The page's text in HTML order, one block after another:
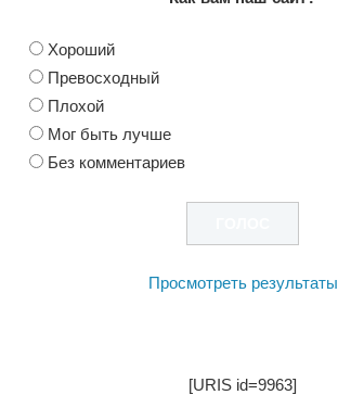
Хороший
Превосходный
Плохой
Мог быть лучше
Без комментариев
Просмотреть результаты
[URIS id=9963]